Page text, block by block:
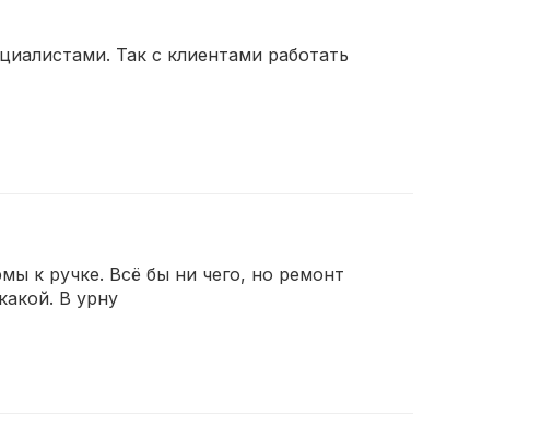
Так с клиентами работать
к ручке. Всё бы ни чего, но ремонт
В урну